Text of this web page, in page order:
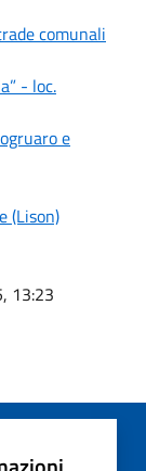
comunali
- loc.
e
(Lison)
13:23